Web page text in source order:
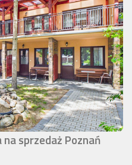
sprzedaż Poznań